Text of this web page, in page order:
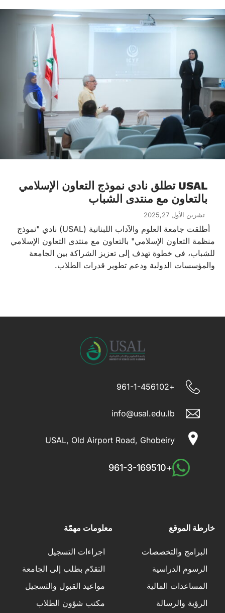
USAL تطلق نادي نموذج التعاون الإسلامي
بالتعاون مع منتدى الشباب
تشرين الأول 2025,27
أطلقت جامعة العلوم والآداب اللبنانية (USAL) نادي "نموذج
منظمة التعاون الإسلامي" بالتعاون مع منتدى التعاون الإسلامي
للشباب، في خطوة تهدف إلى تعزيز الشراكة بين الجامعة
والمؤسسات الدولية ودعم تطوير قدرات الطلاب.
+961-1-456102
info@usal.edu.lb
USAL, Old Airport Road, Ghobeiry
+961-3-169510
خارطة الموقع
البرامج والتخصصات
الرسوم الدراسية
المساعدات المالية
الرؤية والرسالة
معلومات مهمّة
اجراءات التسجيل
التقدّم بطلب إلى الجامعة
مواعيد القبول والتسجيل
مكتب شؤون الطلاب